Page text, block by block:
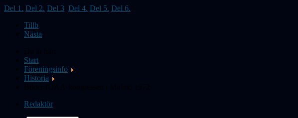
Del 1. Del 2. Del 3 Del 4. Del 5. Del 6.
Tillb
Nästa
Start
Föreningsinfo
Historia
Redaktör